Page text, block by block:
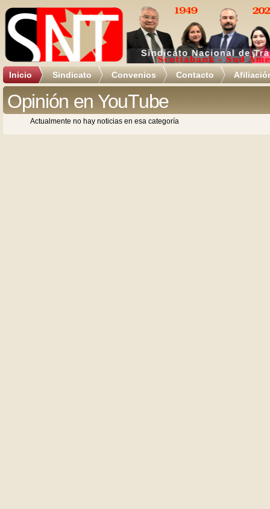
Inicio Sindicato Convenios Contacto
Opinión en YouTube
Actualmente no hay noticias en esa categoría